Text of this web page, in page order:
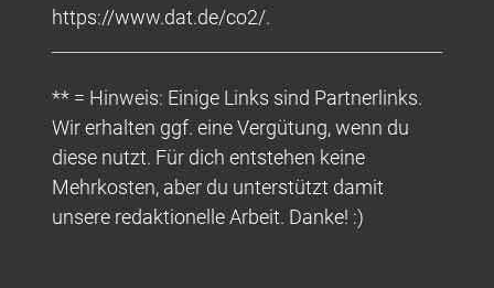
https://www.dat.de/co2/.
** = Hinweis: Einige Links sind Partnerlinks.
Wir erhalten ggf. eine Vergütung, wenn du
diese nutzt. Für dich entstehen keine
Mehrkosten, aber du unterstützt damit
unsere redaktionelle Arbeit. Danke! :)